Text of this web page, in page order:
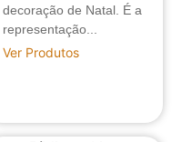
decoração de Natal. É a
representação...
Ver Produtos